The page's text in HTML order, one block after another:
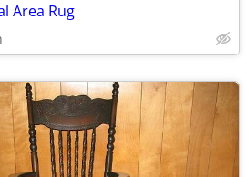
Area Rug